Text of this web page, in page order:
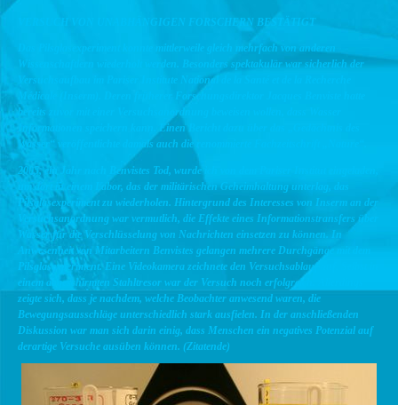
VERSUCH VON UNABHÄNGIGEN FORSCHERN BESTÄTIGT
Das Pilsglasexperiment konnte mittlerweile gleich mehrfach von anderen
Wissenschaftlern wiederholt werden. Besonders spektakulär war sicherlich der
Versuchsaufbau im Pariser Institute National de la Santé et de la Recherche
Médicale (Inserm). Deren früherer Forschungsdirektor Jacques Benviste hatte
bereits zuvor mit einer Versuchsanordnung beweisen wollen, dass Wasser
Informationen speichern kann. Einen Bericht dazu über das „Gedächtnis des
Wasser“ veröffentlichte damals auch die renommierte Fachzeitschrift „Nature“.
2005, ein Jahr nach Benvistes Tod, wurde ich von dem Pariser Institut eingeladen,
um dort in einem Labor, das der militärischen Geheimhaltung unterlag, das
Pilsglasexperiment zu wiederholen. Hintergrund des Interesses von Inserm an der
Versuchsanordnung war vermutlich, die Effekte eines Informationstransfers über
Wasser für die Verschlüsselung von Nachrichten einsetzen zu können. In
Anwesenheit von Mitarbeitern Benvistes gelangen mehrere Durchgänge mit dem
Pilsglasexperiment. Eine Videokamera zeichnete den Versuchsablauf auf. Selbst in
einem abgeschirmten Stahltresor war der Versuch noch erfolgreich. Allerdings
zeigte sich, dass je nachdem, welche Beobachter anwesend waren, die
Bewegungsausschläge unterschiedlich stark ausfielen. In der anschließenden
Diskussion war man sich darin einig, dass Menschen ein negatives Potenzial auf
derartige Versuche ausüben können. (Zitatende)